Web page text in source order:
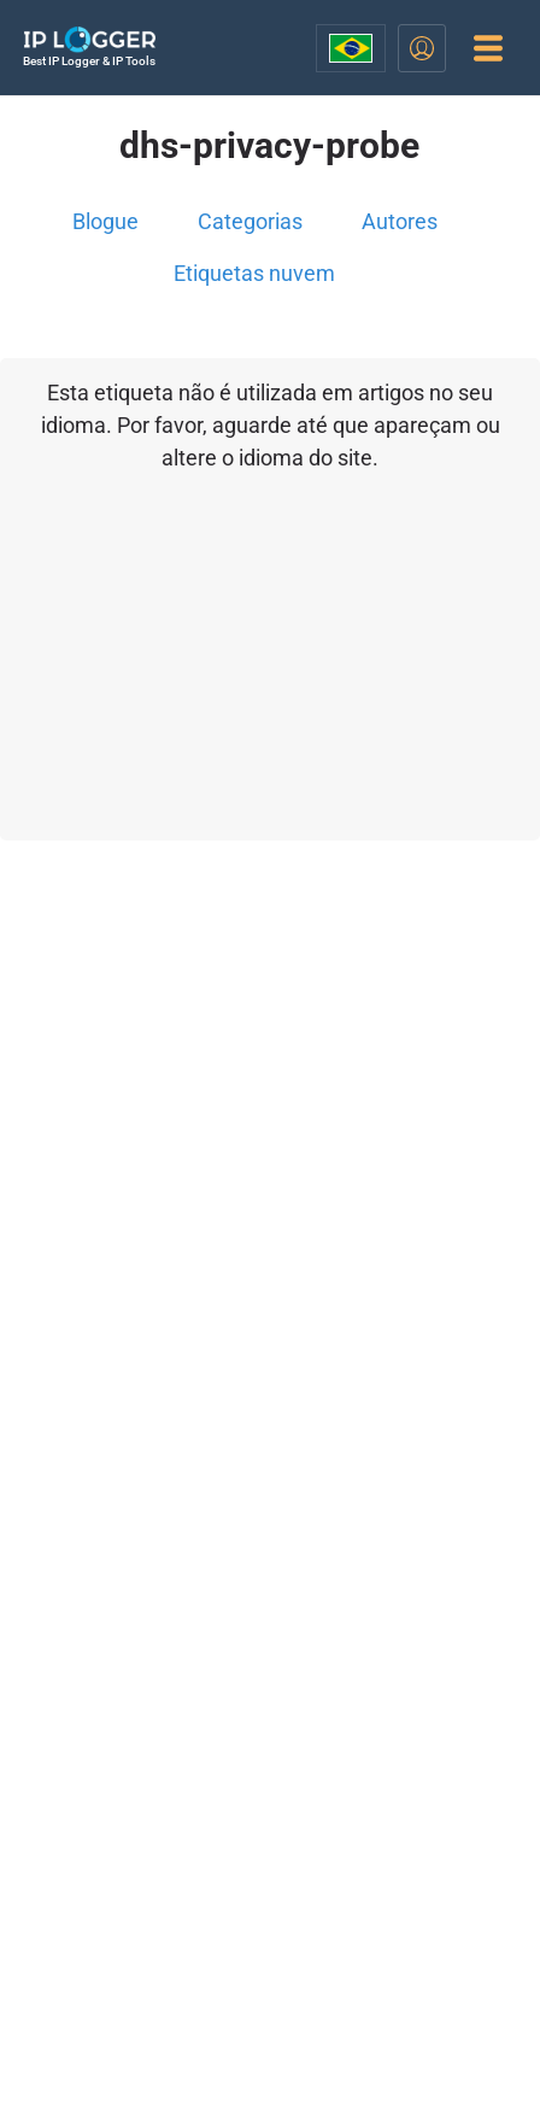
Best IP Logger & IP Tools
dhs-privacy-probe
Blogue Categorias Autores
Etiquetas nuvem